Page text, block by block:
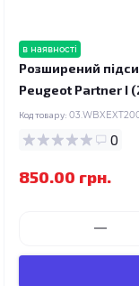
в наявності
Розширений
Peugeot Partner I
Код товару:
0
850.00 грн.